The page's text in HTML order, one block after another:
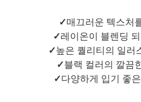
✓매끄러운 텍스처
✓레이온이 블렌딩
✓높은 퀄리티의 일러
✓블랙 컬러의 깔끔
✓다양하게 입기 좋